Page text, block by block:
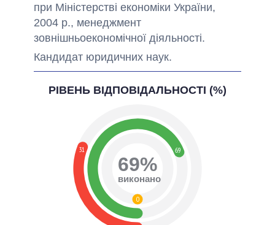
при Міністерстві економіки України,
2004 р., менеджмент
зовнішньоекономічної діяльності.
Кандидат юридичних наук.
РІВЕНЬ ВІДПОВІДАЛЬНОСТІ (%)
31 69
0
69%
виконано